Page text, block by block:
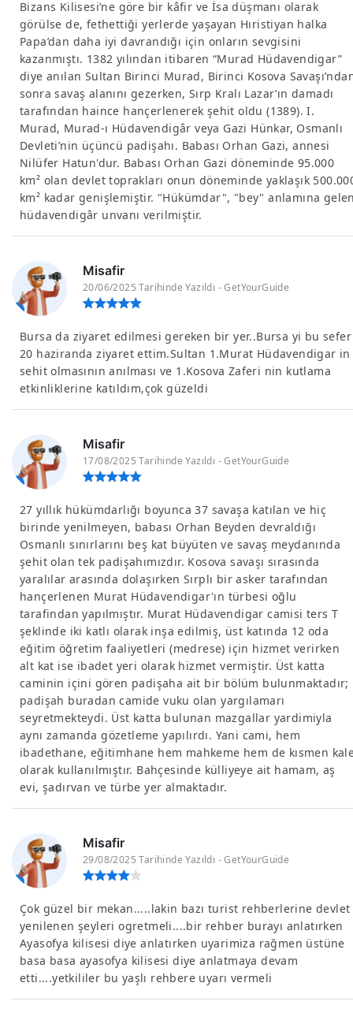
Bizans Kilisesi’ne göre bir kâfir ve İsa düşmanı olarak
görülse de, fethettiği yerlerde yaşayan Hıristiyan halka
Papa’dan daha iyi davrandığı için onların sevgisini
kazanmıştı. 1382 yılından itibaren “Murad Hüdavendigar”
diye anılan Sultan Birinci Murad, Birinci Kosova
sonra savaş alanını gezerken, Sırp Kralı Lazar’ın damadı
tarafından haince hançerlenerek şehit oldu (1389). I.
Murad, Murad-ı Hüdavendigâr veya Gazi Hünkar, Osmanlı
Devleti’nin üçüncü padişahı. Babası Orhan Gazi, annesi
Nilüfer Hatun'dur. Babası Orhan Gazi döneminde 95.000
km² olan devlet toprakları onun döneminde yaklaşık
km² kadar genişlemiştir. "Hükümdar", "bey" anlamına
hüdavendigâr unvanı verilmiştir.
Misafir
20/06/2025 Tarihinde Yazıldı - GetYourGuide
Bursa da ziyaret edilmesi gereken bir yer..Bursa yi bu sefer
20 haziranda ziyaret ettim.Sultan 1.Murat Hüdavendigar in
sehit olmasının anılması ve 1.Kosova Zaferi nin kutlama
etkinliklerine katıldım,çok güzeldi
Misafir
17/08/2025 Tarihinde Yazıldı - GetYourGuide
27 yıllık hükümdarlığı boyunca 37 savaşa katılan ve hiç
birinde yenilmeyen, babası Orhan Beyden devraldığı
Osmanlı sınırlarını beş kat büyüten ve savaş meydanında
şehit olan tek padişahımızdır. Kosova savaşı sırasında
yaralılar arasında dolaşırken Sırplı bir asker tarafından
hançerlenen Murat Hüdavendigar'ın türbesi oğlu
tarafindan yapılmıştır. Murat Hüdavendigar camisi ters T
şeklinde iki katlı olarak inşa edilmiş, üst katında 12 oda
eğitim öğretim faaliyetleri (medrese) için hizmet verirken
alt kat ise ibadet yeri olarak hizmet vermiştir. Üst katta
caminin içini gören padişaha ait bir bölüm bulunmaktadır;
padişah buradan camide vuku olan yargılamarı
seyretmekteydi. Üst katta bulunan mazgallar yardimiyla
aynı zamanda gözetleme yapılırdı. Yani cami, hem
ibadethane, eğitimhane hem mahkeme hem de kısmen
olarak kullanılmıştır. Bahçesinde külliyeye ait hamam, aş
evi, şadırvan ve türbe yer almaktadır.
Misafir
29/08/2025 Tarihinde Yazıldı - GetYourGuide
Çok güzel bir mekan.....lakin bazı turist rehberlerine devlet
yenilenen şeyleri ogretmeli....bir rehber burayı anlatırken
Ayasofya kilisesi diye anlatırken uyarimiza rağmen üstüne
basa basa ayasofya kilisesi diye anlatmaya devam
etti....yetkililer bu yaşlı rehbere uyarı vermeli